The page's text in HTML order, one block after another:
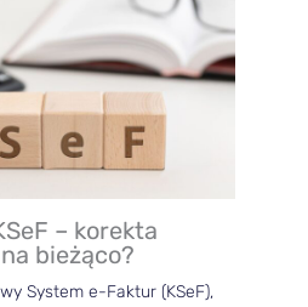
– korekta
bieżąco?
System e-Faktur (KSeF),